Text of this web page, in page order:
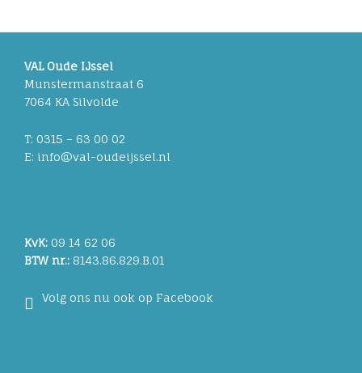
VAL Oude IJssel
Munstermanstraat 6
7064 KA Silvolde
T: 0315 – 63 00 02
E: info@val-oudeijssel.nl
KvK: 09 14 62 06
BTW nr.: 8143.86.829.B.01
Volg ons nu ook op Facebook